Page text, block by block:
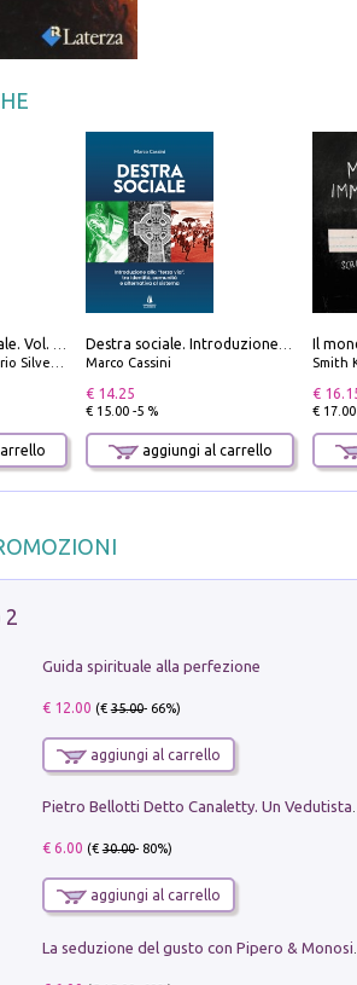
777 Adriatico orientale. Vol. 2: Costa della Dalmazia da Zara a Molunat, Isole della Dalmazia Meridionale e Montenegro
Sbrizzi
Destra sociale. Introduzione alla «terza via», tra identità, comunità e alternativa al sistema
Marco Cassini
€ 14.25
€ 15.00 -5 %
aggiungi al carrello
Il
Smith
€
€
2
Guida spirituale alla perfezione
€ 12.00 (€35.00- 66%)
aggiungi al carrello
Pietro Bellotti Detto
€ 6.00 (€30.00- 80%)
aggiungi al carrello